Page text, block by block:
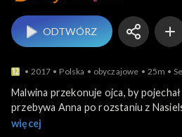
ODTWÓRZ
2017 Polska obyczajowe 25m
Malwina przekonuje ojca, by
przebywa Anna po rozstaniu z
pracy o urlop, Wilk w odwecie za
więcej